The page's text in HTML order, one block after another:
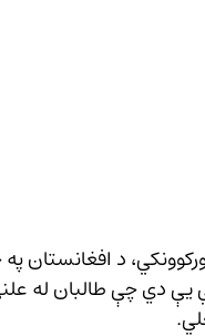
د افغانستان په
دي چې طالبان له